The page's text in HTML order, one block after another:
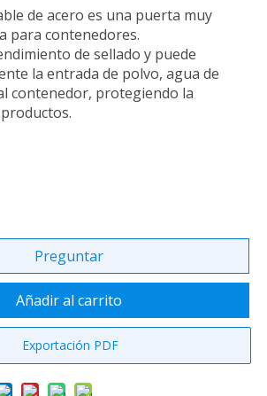
de acero es una puerta muy
para contenedores.
de sellado y puede
la entrada de polvo, agua de
contenedor, protegiendo la
Preguntar
Añadir al carrito
Exportación PDF